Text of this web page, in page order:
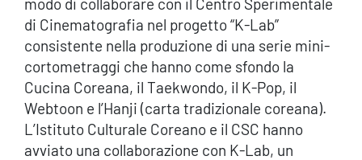
di Cinematografia nel progetto “K-Lab”
consistente nella produzione di una serie mini-
cortometraggi che hanno come sfondo la
Cucina Coreana, il Taekwondo, il K-Pop, il
Webtoon e l’Hanji (carta tradizionale coreana).
L’Istituto Culturale Coreano e il CSC hanno
avviato una collaborazione con K-Lab, un